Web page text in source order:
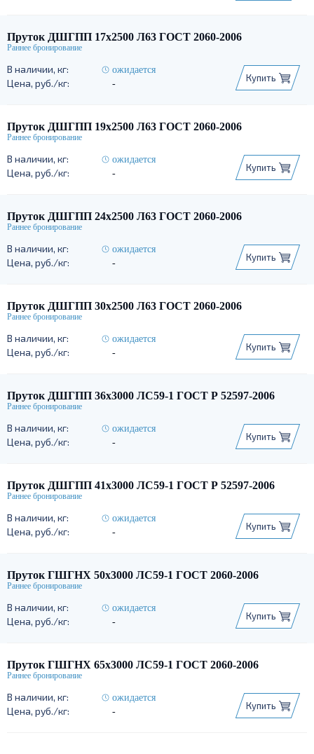
Пруток ДШГПП 17х2500 Л63 ГОСТ 2060-2006
ожидается
-
Купить
Пруток ДШГПП 19х2500 Л63 ГОСТ 2060-2006
ожидается
-
Купить
Пруток ДШГПП 24х2500 Л63 ГОСТ 2060-2006
ожидается
-
Купить
Пруток ДШГПП 30х2500 Л63 ГОСТ 2060-2006
ожидается
-
Купить
Пруток ДШГПП 36х3000 ЛС59-1 ГОСТ Р 52597-2006
ожидается
-
Купить
Пруток ДШГПП 41х3000 ЛС59-1 ГОСТ Р 52597-2006
ожидается
-
Купить
Пруток ГШГНХ 50х3000 ЛС59-1 ГОСТ 2060-2006
ожидается
-
Купить
Пруток ГШГНХ 65х3000 ЛС59-1 ГОСТ 2060-2006
ожидается
-
Купить